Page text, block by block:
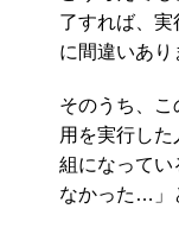
了すれば、実
に間違いあり
そのうち、こ
用を実行し
組になってい
なかった…」